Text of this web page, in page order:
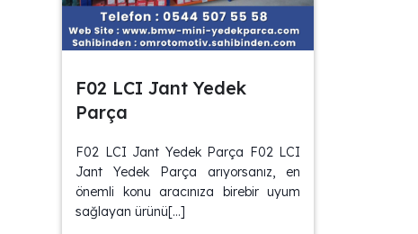
F02 LCI Jant Yedek
Parça
F02 LCI Jant Yedek Parça F02 LCI
Jant Yedek Parça arıyorsanız, en
önemli konu aracınıza birebir uyum
sağlayan ürünü[…]